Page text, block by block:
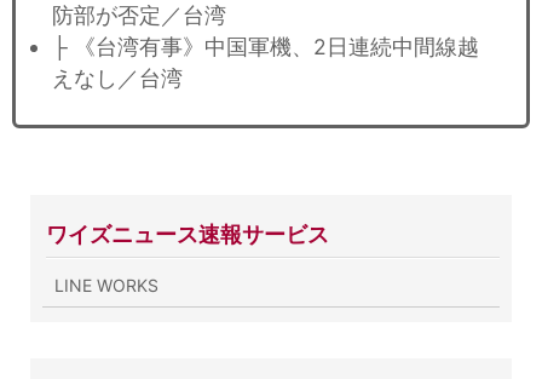
防部が否定／台湾
├ 《台湾有事》中国軍機、2日連続中間線越
えなし／台湾
ワイズニュース速報サービス
LINE WORKS